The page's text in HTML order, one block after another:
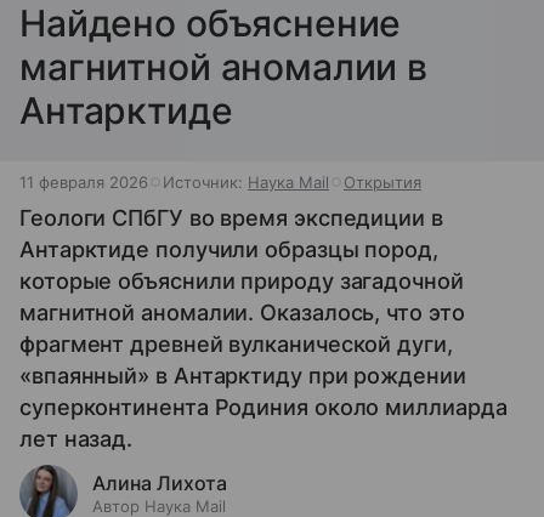
Найдено объяснение
магнитной аномалии в
Антарктиде
11 февраля 2026 Источник: Наука Mail Открытия
Геологи СПбГУ во время экспедиции в
Антарктиде получили образцы пород,
которые объяснили природу загадочной
магнитной аномалии. Оказалось, что это
фрагмент древней вулканической дуги,
«впаянный» в Антарктиду при рождении
суперконтинента Родиния около миллиарда
лет назад.
Алина Лихота
Автор Наука Mail